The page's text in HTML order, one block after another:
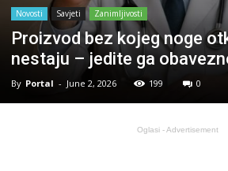
Novosti Savjeti Zanimljivosti
Proizvod bez kojeg noge
nestaju – jedite ga
By Portal - June 2, 2026 199 0
Oglasi - Advertisement